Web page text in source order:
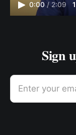
0:00 / 2:09
Sign
Enter your